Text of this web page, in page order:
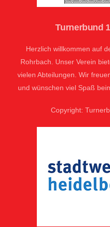
Turnerbund
Herzlich willkommen auf
Rohrbach. Unser Verein
vielen Abteilungen. Wir
und wünschen viel Spaß
Copyright: